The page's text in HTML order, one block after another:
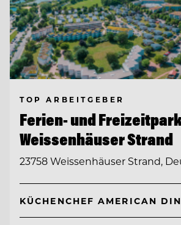
TOP ARBEITGEBER
Ferien- und
Weissenhäuser Strand
23758 Weissenhäuser Strand,
KÜCHENCHEF AMERICAN